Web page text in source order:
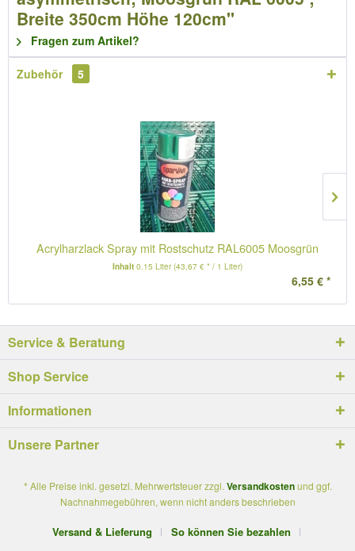
Breite 350cm Höhe 120cm"
Fragen zum Artikel?
Zubehör 5
Acrylharzlack Spray mit Rostschutz RAL6005 Moosgrün
Inhalt 0.15 Liter(43,67 € * / 1 Liter)
6,55 € *
Service & Beratung
Shop Service
Informationen
Unsere Partner
* Alle Preise inkl. gesetzl. Mehrwertsteuer zzgl. Versandkostenund ggf.
Nachnahmegebühren, wenn nicht anders beschrieben
Versand & Lieferung
So können Sie bezahlen